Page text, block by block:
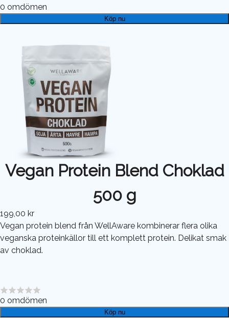
0 omdömen
Köp nu
Vegan Protein Blend Choklad
500 g
199,00 kr
Vegan protein blend från WellAware kombinerar flera olika
veganska proteinkällor till ett komplett protein. Delikat smak
av choklad.
0 omdömen
Köp nu